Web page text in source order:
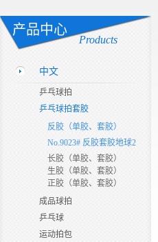
产品中心
Products
中文
乒乓球拍
乒乓球拍套胶
反胶（单胶、套胶）
No.9023# 反胶套胶地球2
长胶（单胶、套胶）
生胶（单胶、套胶）
正胶（单胶、套胶）
成品球拍
乒乓球
运动拍包